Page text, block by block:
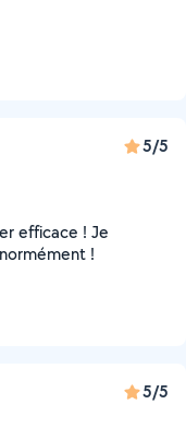
5/5
efficace ! Je
!
5/5